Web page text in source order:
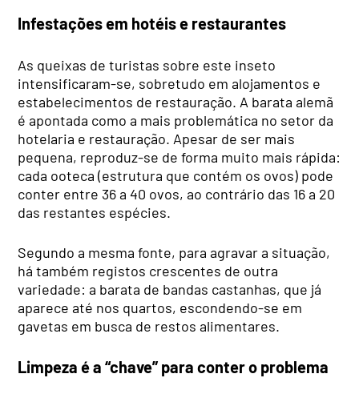
Infestações em hotéis e restaurantes
As queixas de turistas sobre este inseto
intensificaram-se, sobretudo em alojamentos e
estabelecimentos de restauração. A barata alemã
é apontada como a mais problemática no setor da
hotelaria e restauração. Apesar de ser mais
pequena, reproduz-se de forma muito mais rápida:
cada ooteca (estrutura que contém os ovos) pode
conter entre 36 a 40 ovos, ao contrário das 16 a 20
das restantes espécies.
Segundo a mesma fonte, para agravar a situação,
há também registos crescentes de outra
variedade: a barata de bandas castanhas, que já
aparece até nos quartos, escondendo-se em
gavetas em busca de restos alimentares.
Limpeza é a “chave” para conter o problema